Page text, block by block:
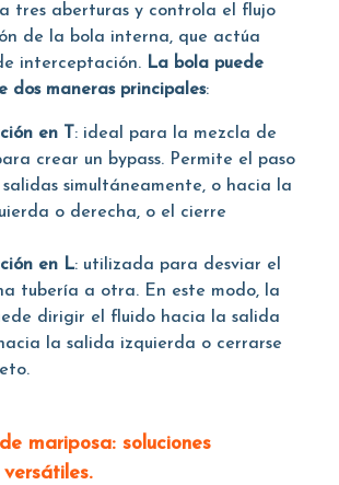
tres aberturas y controla el flujo
de la bola interna, que actúa
interceptación. La bola puede
dos maneras principales:
en T : ideal para la mezcla de
crear un bypass. Permite el paso
salidas simultáneamente, o hacia la
o derecha, o el cierre
en L: utilizada para desviar el
tubería a otra. En este modo, la
dirigir el fluido hacia la salida
la salida izquierda o cerrarse